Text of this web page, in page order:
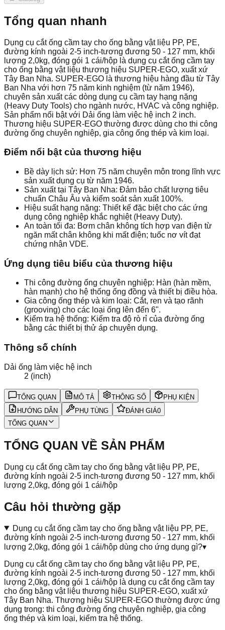
Tổng quan nhanh
Dụng cụ cắt ống cầm tay cho ống bằng vật liệu PP, PE,
đường kính ngoài 2-5 inch-tương đương 50 - 127 mm, khối
lượng 2,0kg, đóng gói 1 cái/hộp là dụng cụ cắt ống cầm tay
cho ống bằng vật liệu thương hiệu SUPER-EGO, xuất xứ
Tây Ban Nha. SUPER-EGO là thương hiệu hàng đầu từ Tây
Ban Nha với hơn 75 năm kinh nghiệm (từ năm 1946),
chuyên sản xuất các dòng dụng cụ cầm tay hạng nặng
(Heavy Duty Tools) cho ngành nước, HVAC và công nghiệp.
Sản phẩm nổi bật với Dải ống làm việc hệ inch 2 inch.
Thương hiệu SUPER-EGO thường được dùng cho thi công
đường ống chuyên nghiệp, gia công ống thép và kim loại.
Điểm nổi bật của thương hiệu
Bề dày lịch sử: Hơn 75 năm chuyên môn trong lĩnh vực
sản xuất dụng cụ từ năm 1946.
Sản xuất tại Tây Ban Nha: Đảm bảo chất lượng tiêu
chuẩn Châu Âu và kiểm soát sản xuất 100%.
Hiệu suất hạng nặng: Thiết kế đặc biệt cho các ứng
dụng công nghiệp khắc nghiệt (Heavy Duty).
An toàn tối đa: Bơm chân không tích hợp van điện từ
ngăn mất chân không khi mất điện; tuốc nơ vít đạt
chứng nhận VDE.
Ứng dụng tiêu biểu của thương hiệu
Thi công đường ống chuyên nghiệp: Hàn (hàn mềm,
hàn mạnh) cho hệ thống ống đồng và thiết bị điều hòa.
Gia công ống thép và kim loại: Cắt, ren và tạo rãnh
(grooving) cho các loại ống lên đến 6".
Kiểm tra hệ thống: Kiểm tra độ rò rỉ của đường ống
bằng các thiết bị thử áp chuyên dụng.
Thông số chính
Dải ống làm việc hệ inch
2 (inch)
TỔNG QUAN MÔ TẢ THÔNG SỐ
PHỤ KIỆN
HƯỚNG DẪN
PHỤ TÙNG ĐÁNH GIÁ0
TỔNG QUAN
TỔNG QUAN VỀ SẢN PHẨM
Dụng cụ cắt ống cầm tay cho ống bằng vật liệu PP, PE,
đường kính ngoài 2-5 inch-tương đương 50 - 127 mm, khối
lượng 2,0kg, đóng gói 1 cái/hộp
Câu hỏi thường gặp
Dụng cụ cắt ống cầm tay cho ống bằng vật liệu PP, PE,
đường kính ngoài 2-5 inch-tương đương 50 - 127 mm, khối
lượng 2,0kg, đóng gói 1 cái/hộp dùng cho ứng dụng gì?▾
Dụng cụ cắt ống cầm tay cho ống bằng vật liệu PP, PE,
đường kính ngoài 2-5 inch-tương đương 50 - 127 mm, khối
lượng 2,0kg, đóng gói 1 cái/hộp là dụng cụ cắt ống cầm tay
cho ống bằng vật liệu thương hiệu SUPER-EGO, xuất xứ
Tây Ban Nha. Thương hiệu SUPER-EGO thường được ứng
dụng trong: thi công đường ống chuyên nghiệp, gia công
ống thép và kim loại, kiểm tra hệ thống.